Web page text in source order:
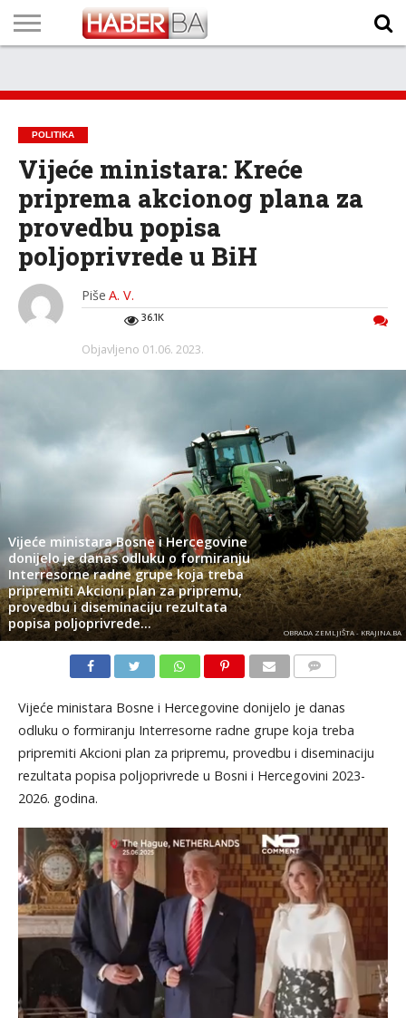
TECH
PROGRAM
PROGNOZA
PUTEVIMA
LISTA
NAMA
POLITIKA
Vijeće ministara: Kreće
priprema akcionog plana za
provedbu popisa
poljoprivrede u BiH
Piše A. V.
36.1K
Objavljeno 01.06. 2023.
Vijeće ministara Bosne i Hercegovine
donijelo je danas odluku o formiranju
Interresorne radne grupe koja treba
pripremiti Akcioni plan za pripremu,
provedbu i diseminaciju rezultata
popisa poljoprivrede…
OBRADA ZEMLJIŠTA - KRAJINA.BA
Vijeće ministara Bosne i Hercegovine donijelo je danas
odluku o formiranju Interresorne radne grupe koja treba
pripremiti Akcioni plan za pripremu, provedbu i diseminaciju
rezultata popisa poljoprivrede u Bosni i Hercegovini 2023-
2026. godina.